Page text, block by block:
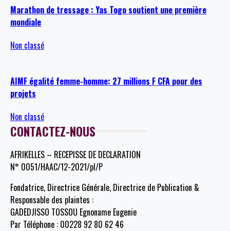
Marathon de tressage : Yas Togo soutient une première
mondiale
Non classé
AIMF égalité femme-homme: 27 millions F CFA pour des
projets
Non classé
CONTACTEZ-NOUS
AFRIKELLES – RECEPISSE DE DECLARATION
N° 0051/HAAC/12-2021/pl/P
Fondatrice, Directrice Générale, Directrice de Publication &
Responsable des plaintes :
GADEDJISSO TOSSOU Egnoname Eugenie
Par Téléphone : 00228 92 80 62 46